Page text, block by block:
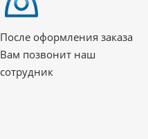
После оформления заказа
Вам позвонит наш
сотрудник